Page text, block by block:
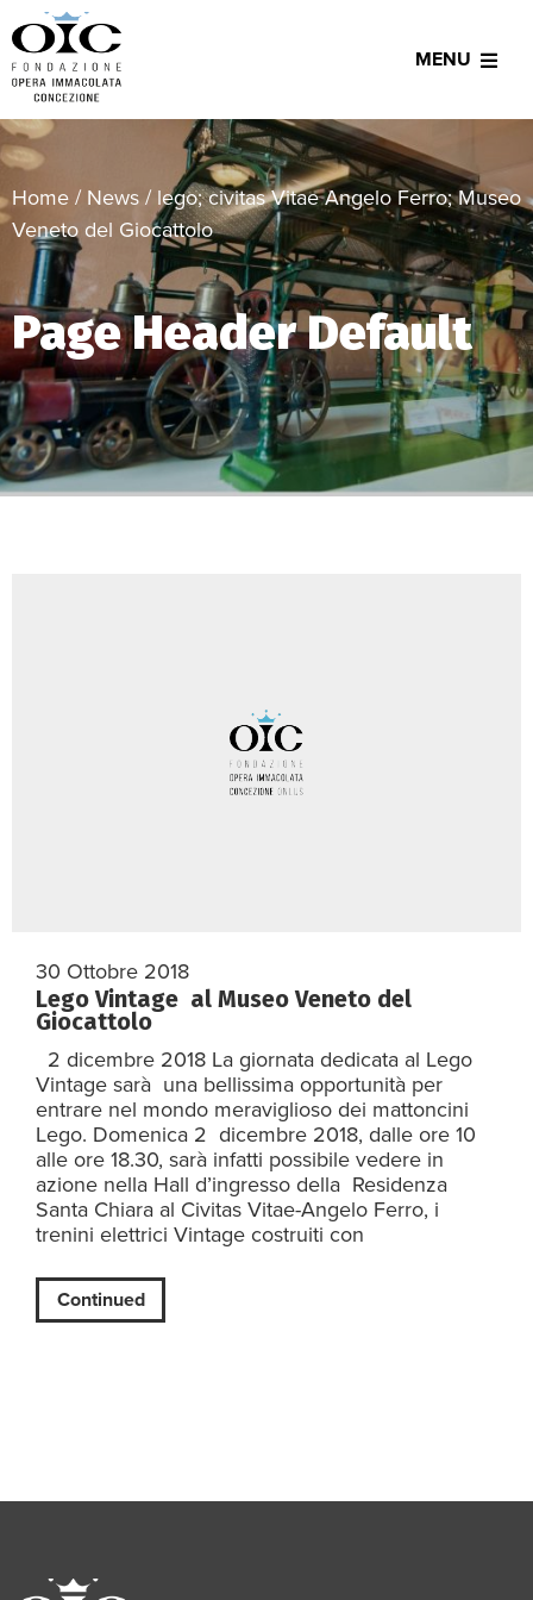
MENU
Home / News / lego; civitas Vitae Angelo Ferro; Museo
Veneto del Giocattolo
Page Header Default
30 Ottobre 2018
Lego Vintage al Museo Veneto del
Giocattolo
2 dicembre 2018 La giornata dedicata al Lego
Vintage sarà una bellissima opportunità per
entrare nel mondo meraviglioso dei mattoncini
Lego. Domenica 2 dicembre 2018, dalle ore 10
alle ore 18.30, sarà infatti possibile vedere in
azione nella Hall d’ingresso della Residenza
Santa Chiara al Civitas Vitae-Angelo Ferro, i
trenini elettrici Vintage costruiti con
Continued